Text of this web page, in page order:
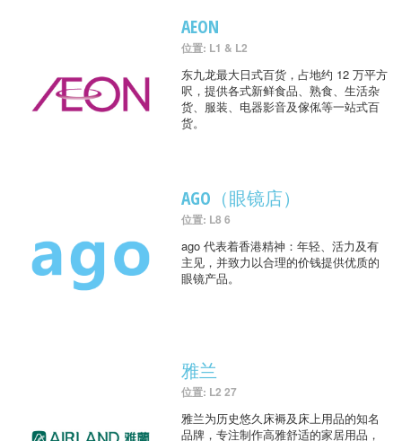
AEON
位置: L1 & L2
东九龙最大日式百货，占地约 12 万平方
呎，提供各式新鲜食品、熟食、生活杂
货、服装、电器影音及傢俬等一站式百
货。
AGO（眼镜店）
位置: L8 6
ago 代表着香港精神：年轻、活力及有
主见，并致力以合理的价钱提供优质的
眼镜产品。
雅兰
位置: L2 27
雅兰为历史悠久床褥及床上用品的知名
品牌，专注制作高雅舒适的家居用品，